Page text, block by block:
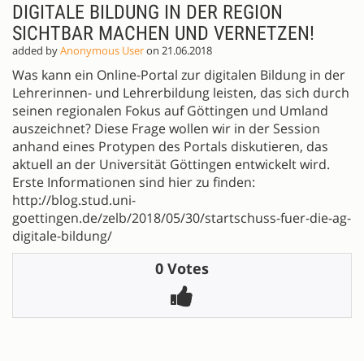
DIGITALE BILDUNG IN DER REGION
SICHTBAR MACHEN UND VERNETZEN!
added byAnonymous Useron 21.06.2018
Was kann ein Online-Portal zur digitalen Bildung in der
Lehrerinnen- und Lehrerbildung leisten, das sich durch
seinen regionalen Fokus auf Göttingen und Umland
auszeichnet? Diese Frage wollen wir in der Session
anhand eines Protypen des Portals diskutieren, das
aktuell an der Universität Göttingen entwickelt wird.
Erste Informationen sind hier zu finden:
http://blog.stud.uni-
goettingen.de/zelb/2018/05/30/startschuss-fuer-die-ag-
digitale-bildung/
0 Votes